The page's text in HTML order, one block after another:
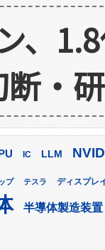
、
断・
IC LLM
プ テスラ ディスプレ
半導体製造装置